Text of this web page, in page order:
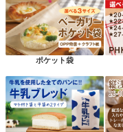
ポケット袋